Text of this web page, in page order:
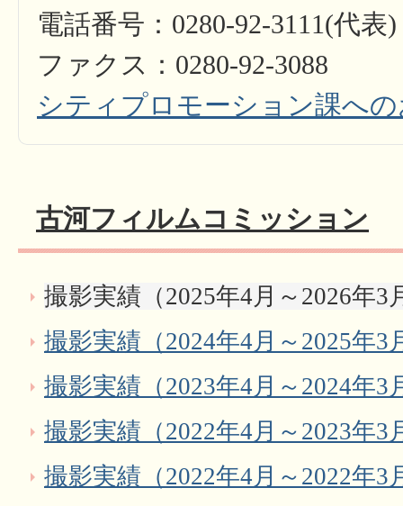
電話番号：0280-92-3111(代表)
ファクス：0280-92-3088
シティプロモーション課へ
古河フィルムコミッション
撮影実績（2025年4月～2026年3
撮影実績（2024年4月～2025年3
撮影実績（2023年4月～2024年3
撮影実績（2022年4月～2023年3
撮影実績（2022年4月～2022年3